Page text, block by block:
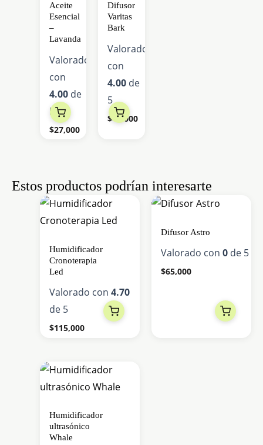
Aceite
Esencial
–
Lavanda
Valorado
con
4.00 de
5
$27,000
Difusor
Varitas
Bark
Valorado
con
4.00 de
5
$40,000
variantes.
Las
opciones
pueden
elegir
en
producto
Estos productos podrían interesarte
Humidificador
Cronoterapia
Led
Valorado con 4.70
de 5
$115,000
Difusor Astro
Valorado con 0 de 5
$65,000
Humidificador
ultrasónico
Whale